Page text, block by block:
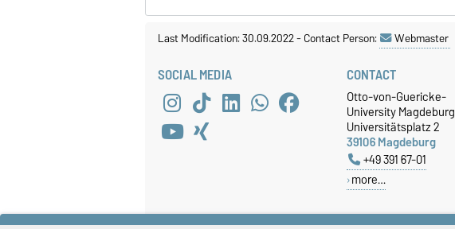
Last Modification: 30.09.2022-Contact Person: Webmaster
SOCIAL MEDIA CONTACT
Otto-von-Guericke-
University Magdeburg
Universitätsplatz 2
39106 Magdeburg
+49 391 67-01
more…